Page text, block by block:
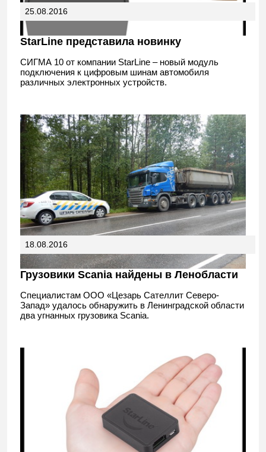
25.08.2016
StarLine представила новинку
СИГМА 10 от компании StarLine – новый модуль
подключения к цифровым шинам автомобиля
различных электронных устройств.
18.08.2016
Грузовики Scania найдены в Ленобласти
Специалистам ООО «Цезарь Сателлит Северо-
Запад» удалось обнаружить в Ленинградской области
два угнанных грузовика Scania.